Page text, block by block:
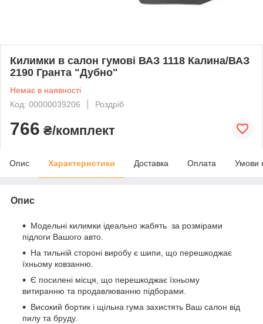
Килимки в салон гумові ВАЗ 1118 Калина/ВАЗ
2190 Гранта "Дубно"
Немає в наявності
Код: 00000039206
Роздріб
766 ₴/комплект
Опис Характеристики Доставка Оплата Умови
Опис
Модельні килимки ідеально жабять за розмірами
підлоги Вашого авто.
На тильній стороні виробу є шипи, що перешкоджає
їхньому ковзанню.
Є посилені місця, що перешкоджає їхньому
витиранню та продавлюванню підборами.
Високий бортик і щільна гума захистять Ваш салон від
пилу та бруду.